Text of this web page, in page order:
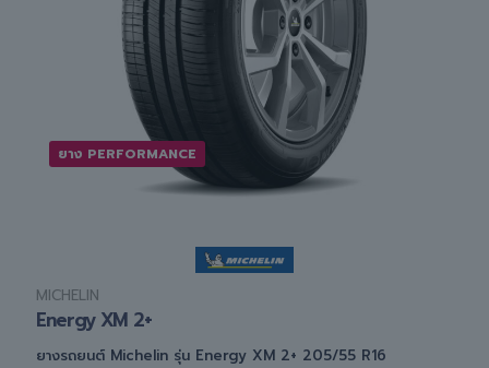
ยาง PERFORMANCE
MICHELIN
Energy XM 2+
ยางรถยนต์ Michelin รุ่น Energy XM 2+ 205/55 R16